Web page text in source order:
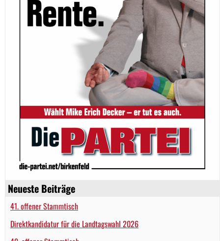
Neueste Beiträge
41. offener Stammtisch
Direktkandidatur für die Landtagswahl 2026